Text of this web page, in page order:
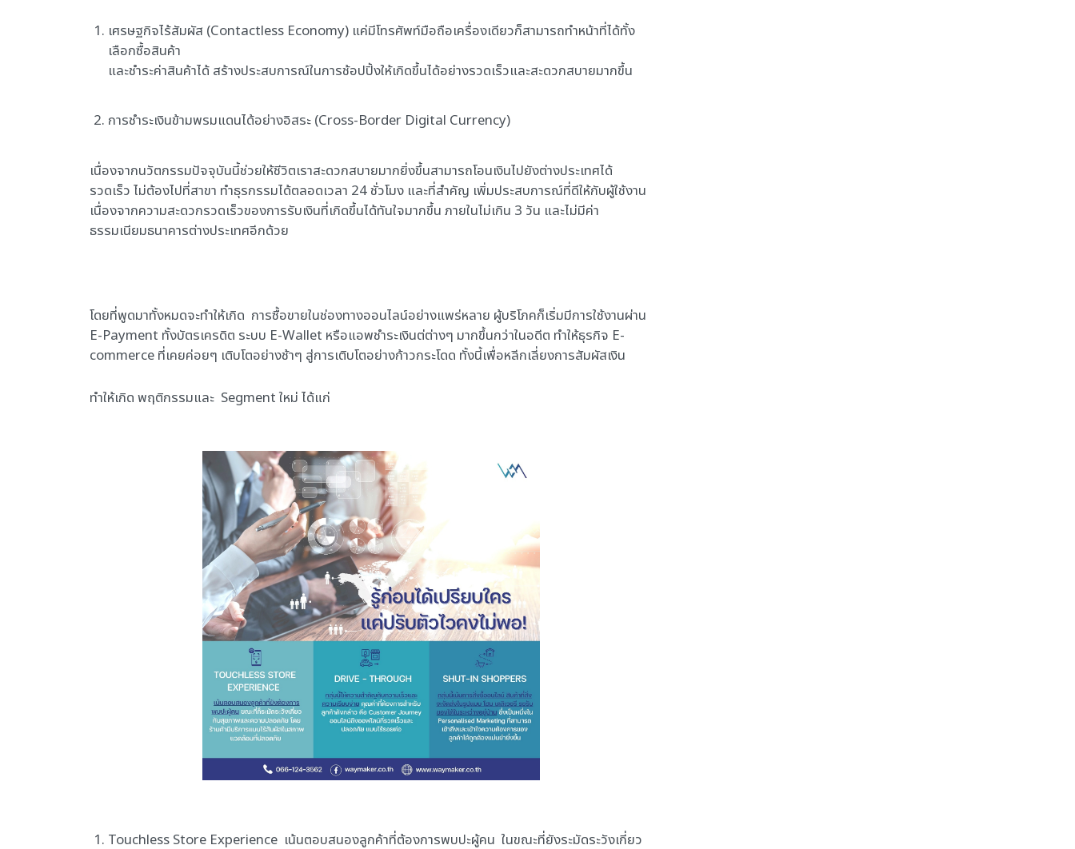
เศรษฐกิจไร้สัมผัส (Contactless Economy) แค่มีโทรศัพท์มือถือเครื่องเดียวก็สามารถทำหน้าที่ได้ทั้ง
เลือกซื้อสินค้า
และชำระค่าสินค้าได้ สร้างประสบการณ์ในการช้อปปิ้งให้เกิดขึ้นได้อย่างรวดเร็วและสะดวกสบายมากขึ้น
การชำระเงินข้ามพรมแดนได้อย่างอิสระ (Cross-Border Digital Currency)
เนื่องจากนวัตกรรมปัจจุบันนี้ช่วยให้ชีวิตเราสะดวกสบายมากยิ่งขึ้นสามารถโอนเงินไปยังต่างประเทศได้
รวดเร็ว ไม่ต้องไปที่สาขา ทำธุรกรรมได้ตลอดเวลา 24 ชั่วโมง และที่สำคัญ เพิ่มประสบการณ์ที่ดีให้กับผู้ใช้งาน
เนื่องจากความสะดวกรวดเร็วของการรับเงินที่เกิดขึ้นได้ทันใจมากขึ้น ภายในไม่เกิน 3 วัน และไม่มีค่า
ธรรมเนียมธนาคารต่างประเทศอีกด้วย
โดยที่พูดมาทั้งหมดจะทำให้เกิด การซื้อขายในช่องทางออนไลน์อย่างแพร่หลาย ผู้บริโภคก็เริ่มมีการใช้งานผ่าน
E-Payment ทั้งบัตรเครดิต ระบบ E-Wallet หรือแอพชำระเงินต่ต่างๆ มากขึ้นกว่าในอดีต ทำให้ธุรกิจ E-
commerce ที่เคยค่อยๆ เติบโตอย่างช้าๆ สู่การเติบโตอย่างก้าวกระโดด ทั้งนี้เพื่อหลีกเลี่ยงการสัมผัสเงิน
ทำให้เกิด พฤติกรรมและ Segment ใหม่ ได้แก่
Touchless Store Experience เน้นตอบสนองลูกค้าที่ต้องการพบปะผู้คน ในขณะที่ยังระมัดระวังเกี่ยว